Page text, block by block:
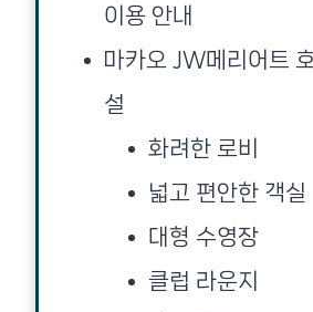
이용 안내
마카오 JW메리어트
설
화려한 로비
넓고 편안한 객실
대형 수영장
클럽 라운지